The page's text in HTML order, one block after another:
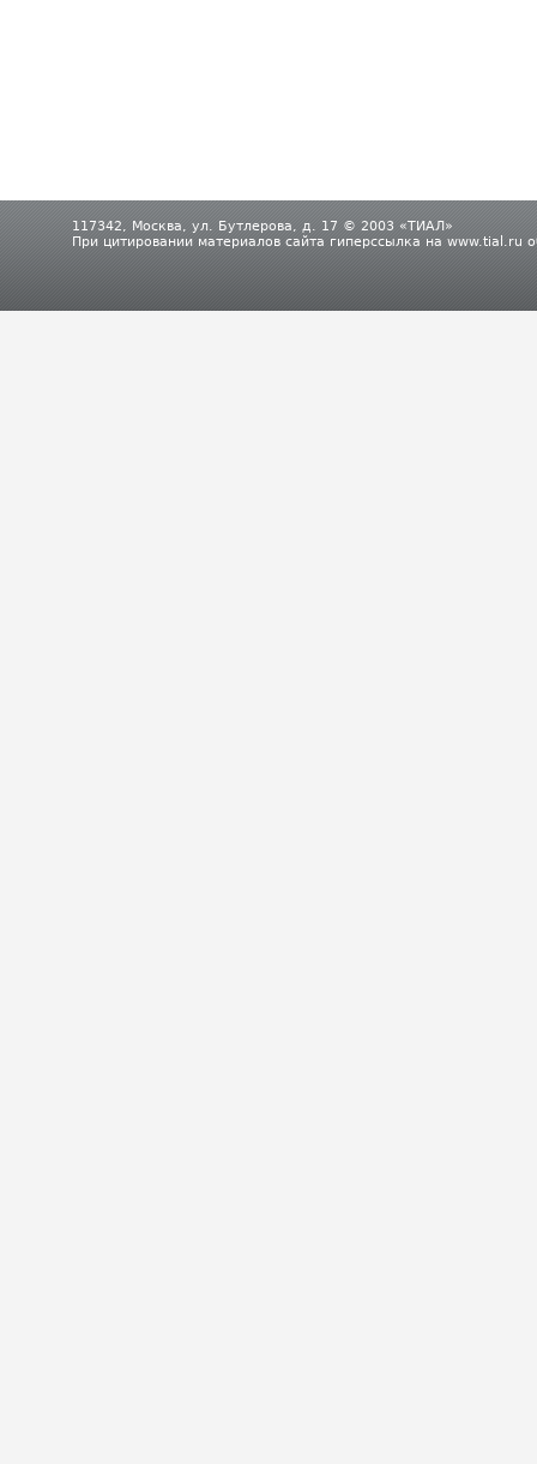
117342, Москва, ул. Бутлерова, д. 17 © 2003 «ТИАЛ»
При цитировании материалов сайта гиперссылка на www.tial.ru